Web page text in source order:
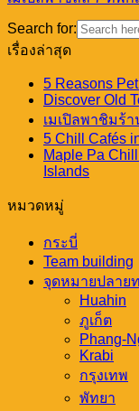
Search for:
เรื่องล่าสุด
5 Reasons
Discover Old
เมเปิลพาชิมร้
5 Chill Cafés
Maple Pa
Islands
หมวดหมู่
กระบี่
Team building
จุดหมายปลาย
Huahin
ภูเก็ต
Phang-
Krabi
กรุงเทพ
พัทยา